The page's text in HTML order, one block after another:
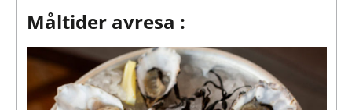
Måltider avresa :